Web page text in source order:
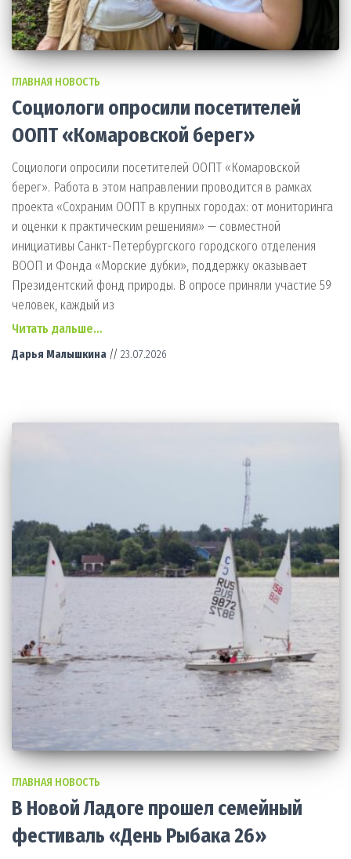
ГЛАВНАЯ НОВОСТЬ
Социологи опросили посетителей
ООПТ «Комаровской берег»
Социологи опросили посетителей ООПТ «Комаровской
берег». Работа в этом направлении проводится в рамках
проекта «Сохраним ООПТ в крупных городах: от мониторинга
и оценки к практическим решениям» — совместной
инициативы Санкт-Петербургского городского отделения
ВООП и Фонда «Морские дубки», поддержку оказывает
Президентский фонд природы. В опросе приняли участие 59
человек, каждый из
Читать дальше…
Дарья Малышкина // 23.07.2026
ГЛАВНАЯ НОВОСТЬ
В Новой Ладоге прошел семейный
фестиваль «День Рыбака 26»